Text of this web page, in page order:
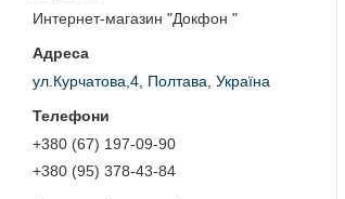
Интернет-магазин "Докфон "
ул.Курчатова,4, Полтава, Україна
+380 (67) 197-09-90
+380 (95) 378-43-84